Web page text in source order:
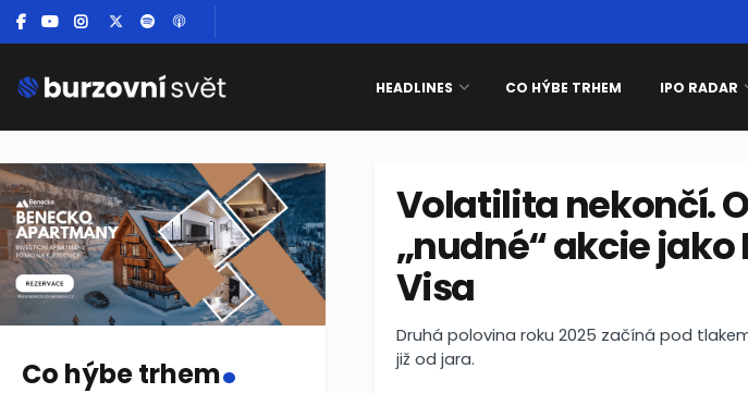
HEADLINES CO HÝBE TRHEM IPO RADAR
Volatilita nekončí.
„nudné“ akcie jako
Visa
Druhá polovina roku 2025 začíná pod
již od jara.
Co hýbe trhem.